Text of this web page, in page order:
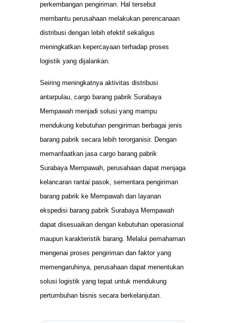
perkembangan pengiriman. Hal tersebut
membantu perusahaan melakukan perencanaan
distribusi dengan lebih efektif sekaligus
meningkatkan kepercayaan terhadap proses
logistik yang dijalankan.
Seiring meningkatnya aktivitas distribusi
antarpulau, cargo barang pabrik Surabaya
Mempawah menjadi solusi yang mampu
mendukung kebutuhan pengiriman berbagai jenis
barang pabrik secara lebih terorganisir. Dengan
memanfaatkan jasa cargo barang pabrik
Surabaya Mempawah, perusahaan dapat menjaga
kelancaran rantai pasok, sementara pengiriman
barang pabrik ke Mempawah dan layanan
ekspedisi barang pabrik Surabaya Mempawah
dapat disesuaikan dengan kebutuhan operasional
maupun karakteristik barang. Melalui pemahaman
mengenai proses pengiriman dan faktor yang
memengaruhinya, perusahaan dapat menentukan
solusi logistik yang tepat untuk mendukung
pertumbuhan bisnis secara berkelanjutan.